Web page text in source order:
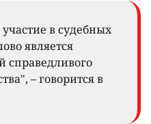
в судебных
является
справедливого
– говорится в